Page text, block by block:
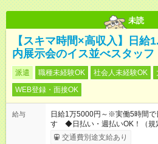
未読
【スキマ時間×高収入】日給
内展示会のイス並べスタッフ
派遣 職種未経験OK 社会人未経験OK
WEB登録・面接OK
給与
日給1万5000円～※実働5時間で
す ◆日払い・週払いOK！（規
異なります
交通費別途支給あり